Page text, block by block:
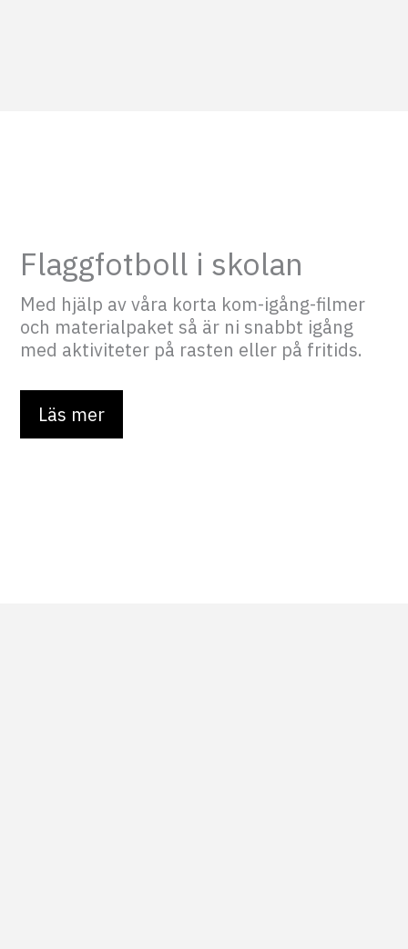
Flaggfotboll i skolan
Med hjälp av våra korta kom-igång-filmer
och materialpaket så är ni snabbt igång
med aktiviteter på rasten eller på fritids.
Läs mer